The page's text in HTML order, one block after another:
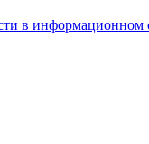
в информационном